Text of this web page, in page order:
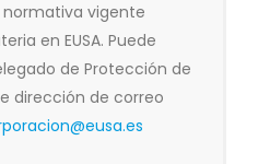
vigente
en EUSA. Puede
de Protección de
dirección de correo